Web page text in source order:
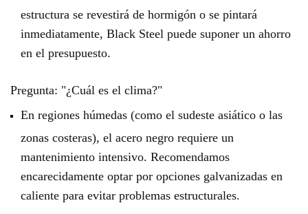
estructura se revestirá de hormigón o se pintará
inmediatamente, Black Steel puede suponer un ahorro
en el presupuesto.
Pregunta: "¿Cuál es el clima?"
En regiones húmedas (como el sudeste asiático o las
zonas costeras), el acero negro requiere un
mantenimiento intensivo. Recomendamos
encarecidamente optar por opciones galvanizadas en
caliente para evitar problemas estructurales.